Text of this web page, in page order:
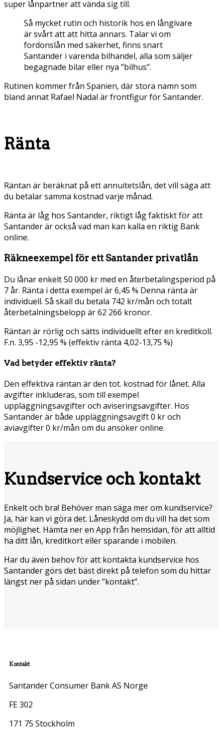
super lånpartner att vända sig till.
Så mycket rutin och historik hos en långivare
är svårt att att hitta annars. Talar vi om
fordonslån med säkerhet, finns snart
Santander i varenda bilhandel, alla som säljer
begagnade bilar eller nya ”bilhus”.
Rutinen kommer från Spanien, där stora namn som
bland annat Rafael Nadal är frontfigur för Santander.
Ränta
Räntan är beräknat på ett annuitetslån, det vill säga att
du betalar samma kostnad varje månad.
Ränta är låg hos Santander, riktigt låg faktiskt för att
Santander är också vad man kan kalla en riktig Bank
online.
Räkneexempel för ett Santander privatlån
Du lånar enkelt 50 000 kr med en återbetalingsperiod på
7 år. Ränta i detta exempel är 6,45 % Denna ränta är
individuell. Så skall du betala 742 kr/mån och totalt
återbetalningsbelopp är 62 266 kronor.
Räntan är rörlig och sätts individuellt efter en kreditkoll.
F.n. 3,95 -12,95 % (effektiv ränta 4,02-13,75 %)
Vad betyder effektiv ränta?
Den effektiva räntan är den tot. kostnad för lånet. Alla
avgifter inkluderas, som till exempel
uppläggningsavgifter och aviseringsavgifter. Hos
Santander är både uppläggningsavgift 0 kr och
aviavgifter 0 kr/mån om du ansöker online.
Kundservice och kontakt
Enkelt och bra! Behöver man säga mer om kundservice?
Ja, här kan vi göra det. Låneskydd om du vill ha det som
möjlighet. Hämta ner en App från hemsidan, för att alltid
ha ditt lån, kreditkort eller sparande i mobilen.
Har du även behov för att kontakta kundservice hos
Santander görs det bäst direkt på telefon som du hittar
längst ner på sidan under ”kontakt”.
Kontakt
Santander Consumer Bank AS Norge
FE 302
171 75 Stockholm